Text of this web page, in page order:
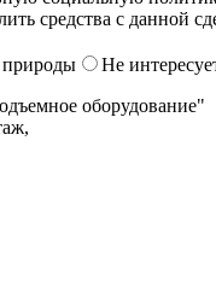
средства с данной
Не
оборудование"